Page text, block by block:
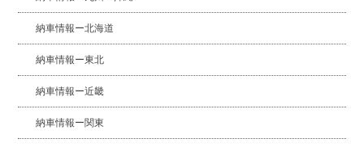
納車情報ー北海道
納車情報ー東北
納車情報ー近畿
納車情報ー関東